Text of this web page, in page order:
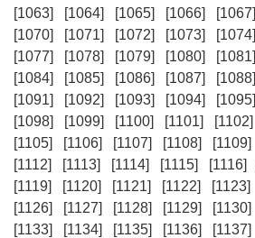
[1063]
[1064] [1065] [1066] [1067]
[1070]
[1071] [1072] [1073] [1074]
[1077]
[1078] [1079] [1080] [1081]
[1084]
[1085] [1086] [1087] [1088]
[1091]
[1092] [1093] [1094] [1095]
[1098]
[1099] [1100] [1101] [1102]
[1105]
[1106] [1107] [1108] [1109]
[1112]
[1113] [1114] [1115] [1116]
[1119]
[1120] [1121] [1122] [1123]
[1126]
[1127] [1128] [1129] [1130]
[1133]
[1134] [1135] [1136] [1137]